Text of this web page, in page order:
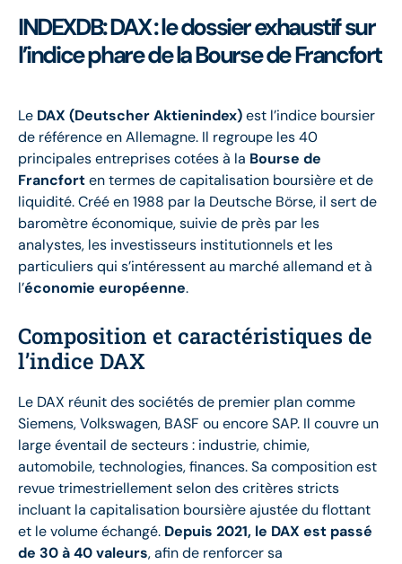
INDEXDB: DAX : le dossier exhaustif sur
l’indice phare de la Bourse de Francfort
Le DAX (Deutscher Aktienindex)est l’indice boursier
de référence en Allemagne. Il regroupe les 40
principales entreprises cotées à la Bourse de
Francforten termes de capitalisation boursière et de
liquidité. Créé en 1988 par la Deutsche Börse, il sert de
baromètre économique, suivie de près par les
analystes, les investisseurs institutionnels et les
particuliers qui s’intéressent au marché allemand et à
l’économie européenne.
Composition et caractéristiques de
l’indice DAX
Le DAX réunit des sociétés de premier plan comme
Siemens, Volkswagen, BASF ou encore SAP. Il couvre un
large éventail de secteurs : industrie, chimie,
automobile, technologies, finances. Sa composition est
revue trimestriellement selon des critères stricts
incluant la capitalisation boursière ajustée du flottant
et le volume échangé. Depuis 2021, le DAX est passé
de 30 à 40 valeurs, afin de renforcer sa